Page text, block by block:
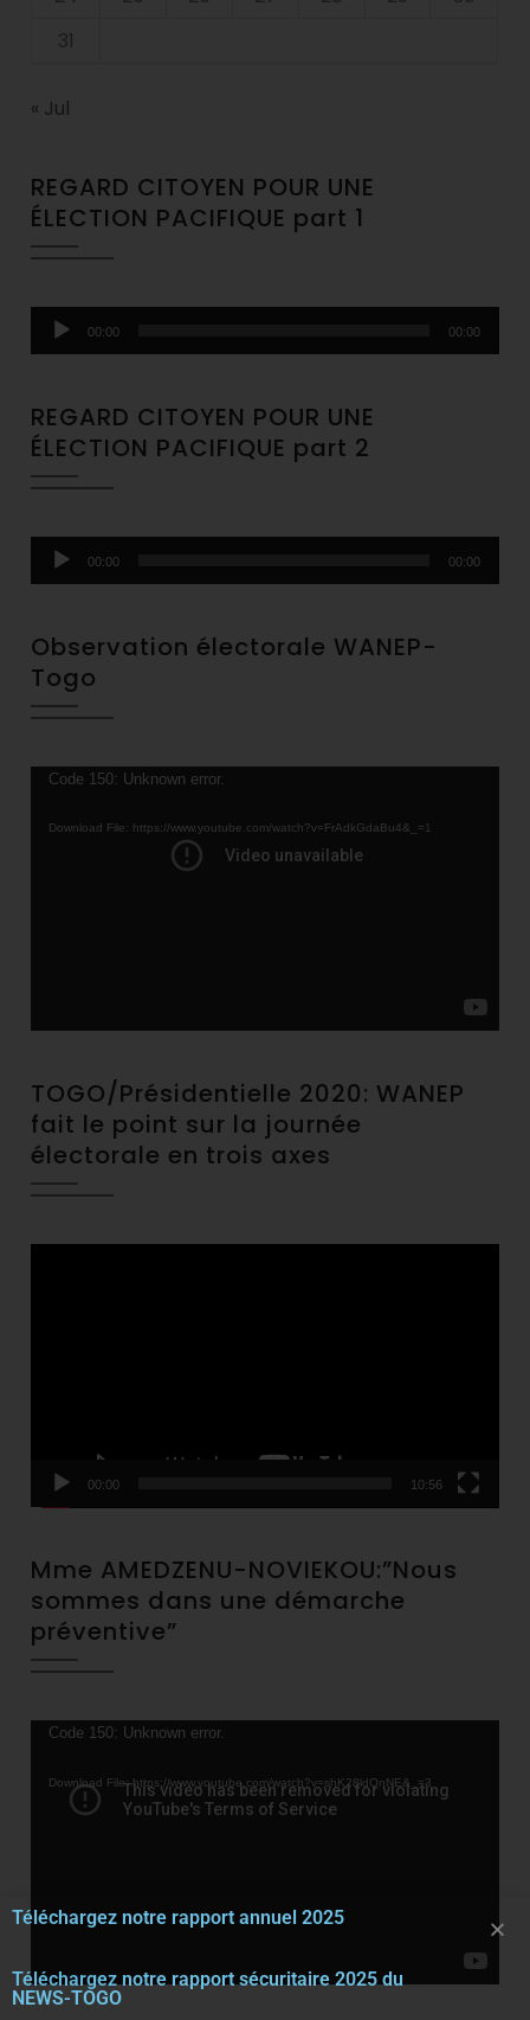
31
« Jul
REGARD CITOYEN POUR UNE
ÉLECTION PACIFIQUE part 1
Audio
Player
00:00 00:00
REGARD CITOYEN POUR UNE
ÉLECTION PACIFIQUE part 2
Audio
Player
00:00 00:00
Observation électorale WANEP-
Togo
Video
Code 150: Unknown error.
Download File: https://www.youtube.com/watch?v=FrAdkGdaBu4&_=1
TOGO/Présidentielle 2020: WANEP
fait le point sur la journée
électorale en trois axes
00:00 10:56
Mme AMEDZENU-NOVIEKOU:”Nous
sommes dans une démarche
préventive”
Video
Code 150: Unknown error.
Download File: https://www.youtube.com/watch?v=shK28ldQnNE&_=3
Téléchargez notre rapport annuel 2025
Téléchargez notre rapport sécuritaire 2025 du
NEWS-TOGO